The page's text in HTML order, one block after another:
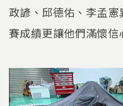
政諺、邱德佑、李孟
賽成績更讓他們滿懷信